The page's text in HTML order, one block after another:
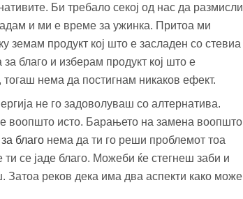
Би требало секој од нас да размисли
и ми е време за ужинка. Притоа ми
земам продукт кој што е засладен со стевиа
благо и изберам продукт кој што е
нема да постигнам никаков ефект.
не го задоволуваш со алтернатива.
е воопшто исто. Барањето на замена воопшто
благо нема да ти го реши проблемот тоа
се јаде благо. Можеби ќе стегнеш заби и
реков дека има два аспекти како може